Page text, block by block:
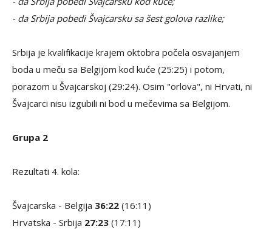
- da Srbija pobedi Švajcarsku sa šest golova razlike;
Srbija je kvalifikacije krajem oktobra počela osvajanjem
boda u meču sa Belgijom kod kuće (25:25) i potom,
porazom u Švajcarskoj (29:24). Osim "orlova", ni Hrvati, ni
Švajcarci nisu izgubili ni bod u mečevima sa Belgijom.
Grupa 2
Rezultati 4. kola:
Švajcarska - Belgija 36:22 (16:11)
Hrvatska - Srbija 27:23 (17:11)